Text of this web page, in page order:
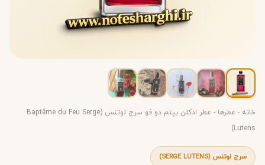
خانه - عطرها -
عطر ادکلن بپتم دو فو سرج لوتنس (Baptême du Feu Serge
Lutens)
سرج لوتنس (SERGE LUTENS)